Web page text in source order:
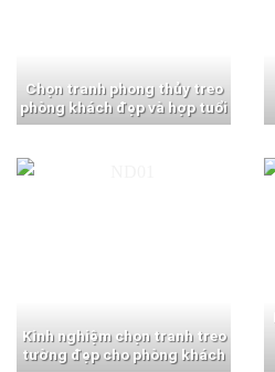
Chọn tranh phong thủy treo
phòng khách đẹp và hợp tuổi
Kinh nghiệm chọn tranh treo
tường đẹp cho phòng khách